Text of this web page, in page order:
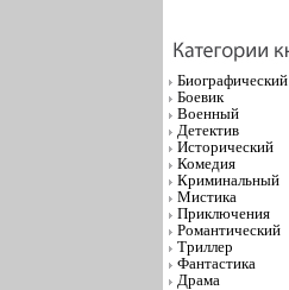
Биографический
Боевик
Военный
Детектив
Исторический
Комедия
Криминальный
Мистика
Приключения
Романтический
Триллер
Фантастика
Драма